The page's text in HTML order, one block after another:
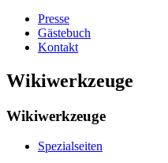
Presse
Gästebuch
Kontakt
Wikiwerkzeuge
Wikiwerkzeuge
Spezialseiten